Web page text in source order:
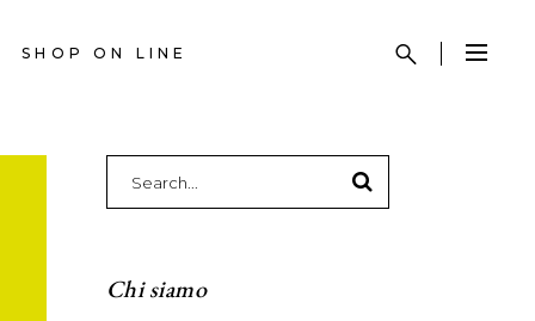
SHOP ON LINE
for:
Chi siamo